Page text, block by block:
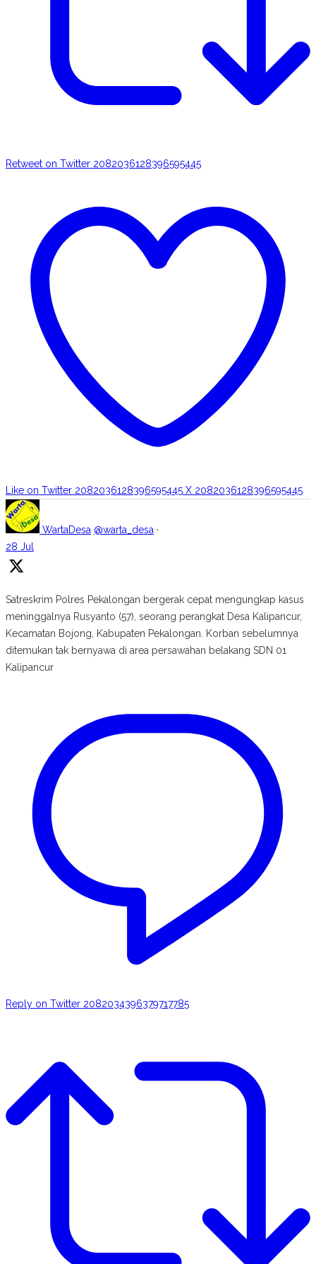
Retweet on Twitter 2082036128396595445
Like on Twitter 2082036128396595445 X 2082036128396595445
WartaDesa @warta_desa ·
28 Jul
Satreskrim Polres Pekalongan bergerak cepat mengungkap kasus
meninggalnya Rusyanto (57), seorang perangkat Desa Kalipancur,
Kecamatan Bojong, Kabupaten Pekalongan. Korban sebelumnya
ditemukan tak bernyawa di area persawahan belakang SDN 01
Kalipancur
Reply on Twitter 2082034396379717785